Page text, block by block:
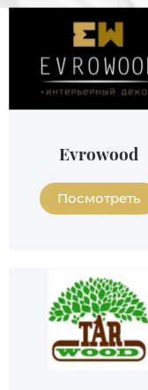
Evrowood
Посмотреть